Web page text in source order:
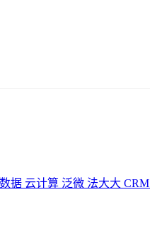
据 云计算 泛微 法大大 CRM